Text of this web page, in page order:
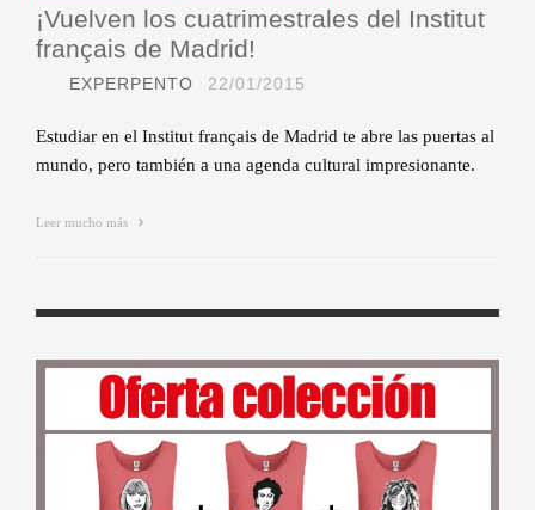
¡Vuelven los cuatrimestrales del Institut
français de Madrid!
EXPERPENTO 22/01/2015
Estudiar en el Institut français de Madrid te abre las puertas al
mundo, pero también a una agenda cultural impresionante.
Leer mucho más